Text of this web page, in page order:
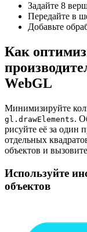
Задайте 8
Передайте в
Добавьте
Как
WebGL
Минимизируйте
gl.drawElements.
рисуйте её за один
отдельных
объектов и
Используйте
объектов